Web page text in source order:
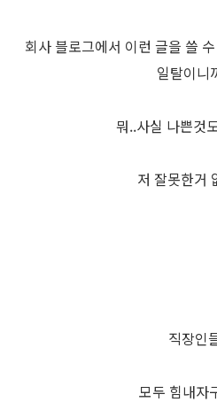
회사 블로그에서 이런 글을 쓸
일탈이니
뭐..사실 나쁜것
저 잘못한거
직장인
모두 힘내자